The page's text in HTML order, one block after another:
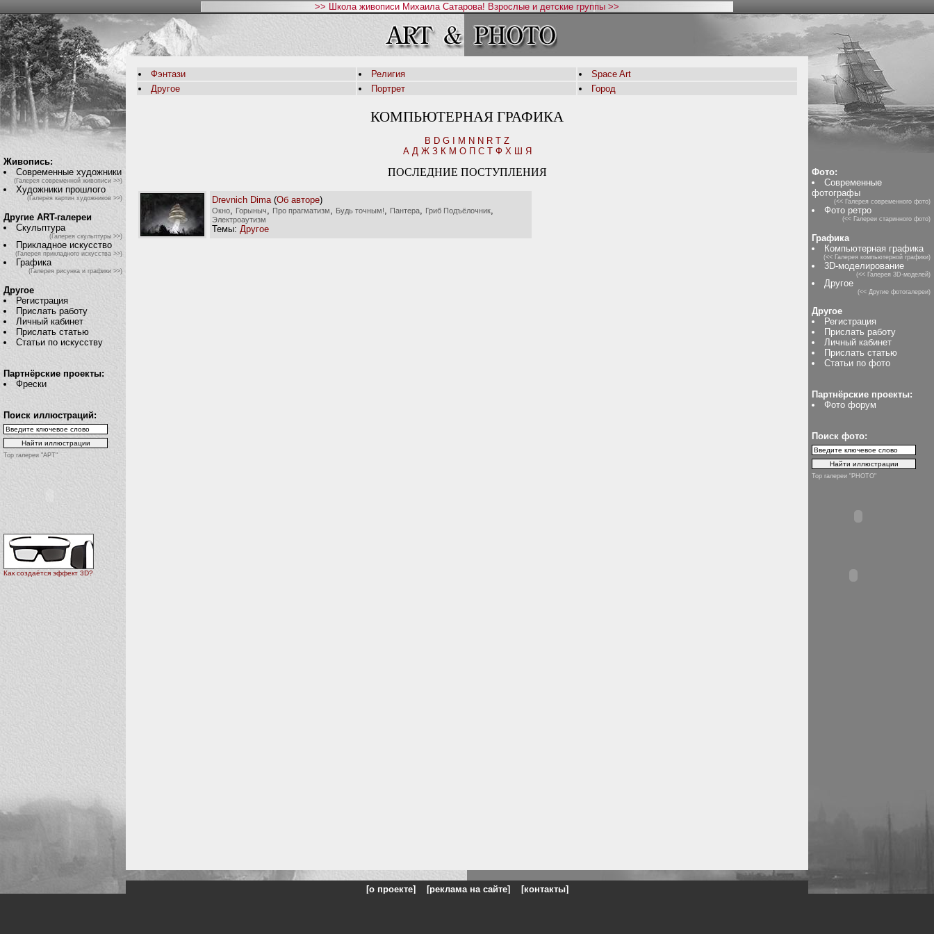
>> Школа живописи Михаила Сатарова! Взрослые и детские группы >>
Живопись:
Современные художники
(Галерея современной живописи >>)
Художники прошлого
(Галерея картин художников >>)
Другие ART-галереи
Скульптура
(Галерея скульптуры >>)
Прикладное искусство
(Галерея прикладного искусства >>)
Графика
(Галерея рисунка и графики >>)
Другое
Регистрация
Прислать работу
Личный кабинет
Прислать статью
Статьи по искусству
Партнёрские проекты:
Фрески
Поиск иллюстраций:
Top галереи "АРТ"
Как создаётся эффект 3D?
Фэнтази Религия
Space Art
Другое
Портрет Город
КОМПЬЮТЕРНАЯ ГРАФИКА
B D G M N N R T Z
А Д Ж З К М О П С Т Ф Х Ш Я
ПОСЛЕДНИЕ ПОСТУПЛЕНИЯ
Drevnich Dima (Об авторе)
Окно Горыныч Про прагматизм Будь точным! Пантера Гриб Подъёлочник
Электроаутизм
Темы: Другое
Фото:
Современные
фотографы
(<< Галерея современного фото)
Фото ретро
(<< Галереи старинного фото)
Графика
Компьютерная графика
(<< Галерея компьютерной графики)
3D-моделирование
(<< Галерея 3D-моделей)
Другое
(<< Другие фотогалереи)
Другое
Регистрация
Прислать работу
Личный кабинет
Прислать статью
Статьи по фото
Партнёрские проекты:
Фото форум
Поиск фото:
Top галереи "PHOTO"
[о проекте] [реклама на сайте] [контакты]